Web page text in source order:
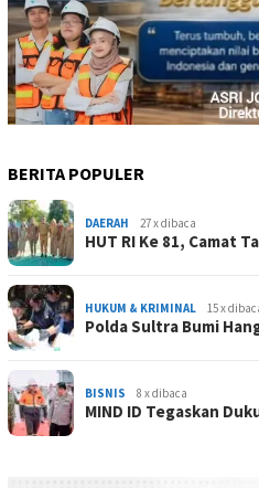
BERITA POPULER
DAERAH 27 x dibaca
HUT RI Ke 81, Camat
HUKUM & KRIMINAL 15 x
Polda Sultra Bumi
BISNIS 8 x dibaca
MIND ID Tegaskan